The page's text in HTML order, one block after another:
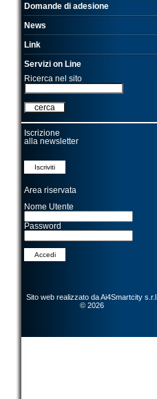
Domande di adesione
News
Link
Servizi on Line
Ricerca nel sito
Iscrizione
alla newsletter
Area riservata
Nome Utente
Password
Sito web realizzato daAi4Smartcity s.r.l.
© 2026